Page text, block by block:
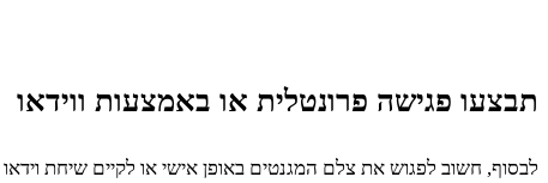
תבצעו פגישה פרונטלית או באמצעות ווידאו
לבסוף, חשוב לפגוש את צלם המגנטים באופן אישי או לקיים שיחת